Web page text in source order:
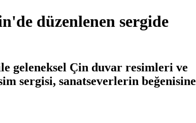
düzenlenen sergide
geleneksel Çin duvar resimleri ve
sergisi, sanatseverlerin beğenisine